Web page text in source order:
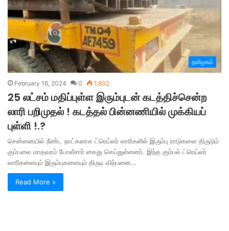
தமிழகம்
February 16, 2024 0 1,802
25 லட்சம் மதிப்புள்ள இரும்புடன் கடத்திச்சென்ற
லாரி பறிமுதல் ! கடத்தல் பின்னணியில் முக்கியப்
புள்ளி !.?
சென்னையில் நீண்ட நாட்களாக ட்ரெய்லர் லாரிகளில் இரும்பு ராடுகளை திருடும்
கும்பலை மாதவரம் போலீசார் கைது செய்துள்ளனர். இந்த கும்பல் ட்ரெய்லர்
லாரிகளையும் இரும்புகளையும் திருடி விற்பனை…
Read More »